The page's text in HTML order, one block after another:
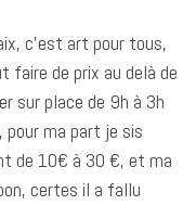
c’est art pour tous,
faire de prix au delà de
sur place de 9h à 3h
pour ma part je sis
de 10€ à 30 €, et ma
certes il a fallu